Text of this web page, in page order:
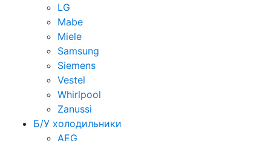
LG
Mabe
Miele
Samsung
Siemens
Vestel
Whirlpool
Zanussi
Б/У холодильники
AEG